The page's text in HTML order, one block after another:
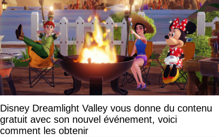
Disney Dreamlight Valley vous donne du contenu
gratuit avec son nouvel événement, voici
comment les obtenir